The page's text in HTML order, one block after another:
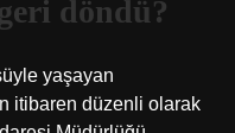
döndü?
yaşayan
itibaren düzenli olarak